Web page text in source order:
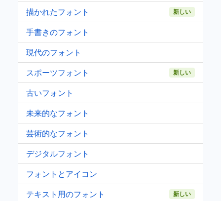
描かれたフォント
新しい
手書きのフォント
現代のフォント
スポーツフォント
新しい
古いフォント
未来的なフォント
芸術的なフォント
デジタルフォント
フォントとアイコン
テキスト用のフォント
新しい